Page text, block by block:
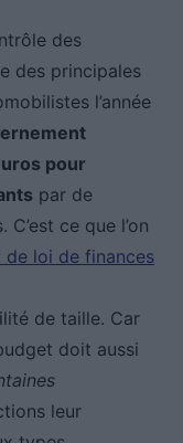
des
des principales
l’année
pour
par de
ce que l’on
loi de finances
de taille. Car
doit aussi
leur